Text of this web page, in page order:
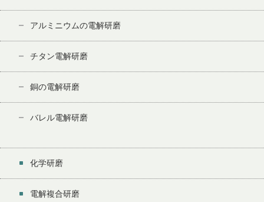
アルミニウムの電解研磨
チタン電解研磨
銅の電解研磨
バレル電解研磨
化学研磨
電解複合研磨